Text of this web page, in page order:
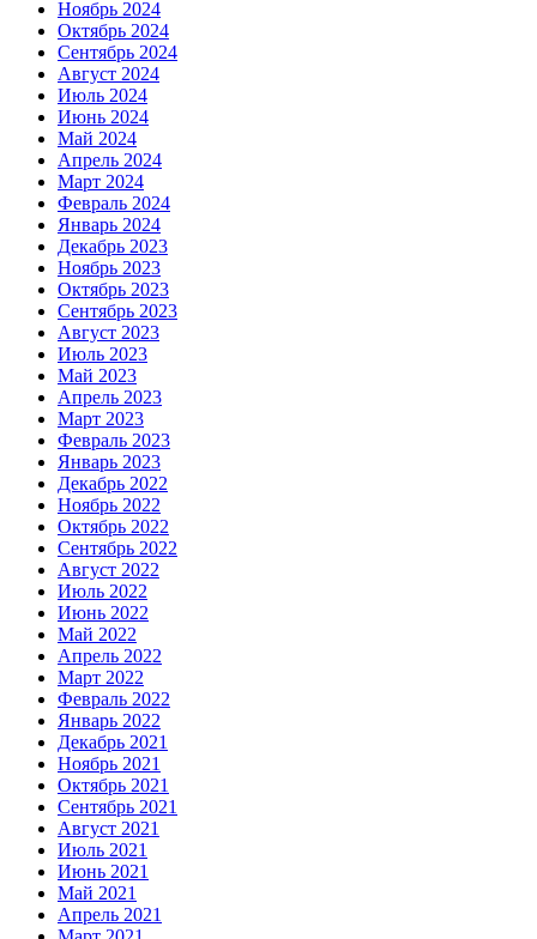
Ноябрь 2024
Октябрь 2024
Сентябрь 2024
Август 2024
Июль 2024
Июнь 2024
Май 2024
Апрель 2024
Март 2024
Февраль 2024
Январь 2024
Декабрь 2023
Ноябрь 2023
Октябрь 2023
Сентябрь 2023
Август 2023
Июль 2023
Май 2023
Апрель 2023
Март 2023
Февраль 2023
Январь 2023
Декабрь 2022
Ноябрь 2022
Октябрь 2022
Сентябрь 2022
Август 2022
Июль 2022
Июнь 2022
Май 2022
Апрель 2022
Март 2022
Февраль 2022
Январь 2022
Декабрь 2021
Ноябрь 2021
Октябрь 2021
Сентябрь 2021
Август 2021
Июль 2021
Июнь 2021
Май 2021
Апрель 2021